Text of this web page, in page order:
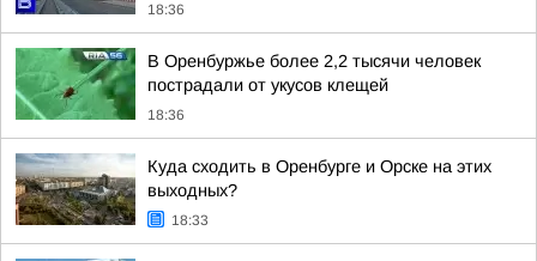
18:36
В Оренбуржье более 2,2 тысячи человек
пострадали от укусов клещей
18:36
Куда сходить в Оренбурге и Орске на этих
выходных?
18:33